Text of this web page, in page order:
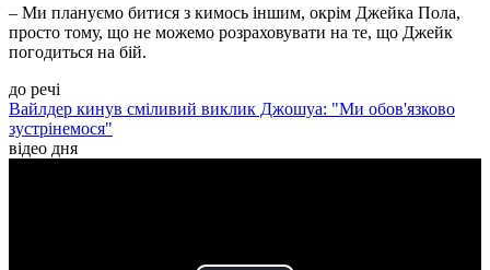
– Ми плануємо битися з кимось іншим, окрім Джейка Пола,
просто тому, що не можемо розраховувати на те, що Джейк
погодиться на бій.
до речі
Вайлдер кинув сміливий виклик Джошуа: "Ми обов'язково
зустрінемося"
відео дня